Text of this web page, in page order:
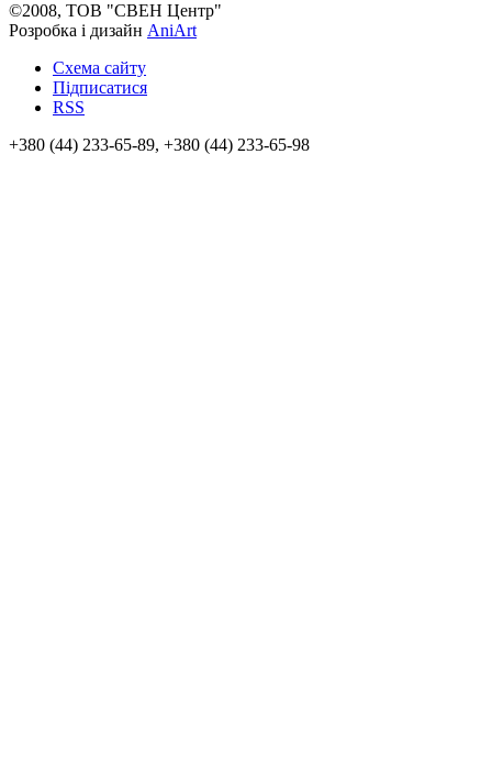
©2008, ТОВ "СВЕН Центр"
Розробка і дизайн AniArt
Схема сайту
Підписатися
RSS
+380 (44) 233-65-89, +380 (44) 233-65-98